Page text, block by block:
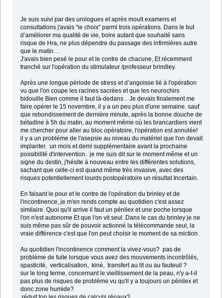
Je suis suivi par des urologues et après moult examens et
consultations j'avais “le choix” parmi trois opérations. Dans le but
d’améliorer ma qualité de vie, boire autant que souhaité sans
risque de Hra, ne plus dépendre du passage des infirmières autre
que le matin…
J'avais bien pesé le pour et le contre de chacune, Et récemment
tranché sur l'opération du stimulateur /professeur brindley.
Après une longue période de stress et d’angoisse lié à l'opération
vu que l'on coupe les racines sacrées et que les neurochirs
bidouille Bien comme il faut là-dedans . Je devais finalement me
faire opérer le 15 novembre, il y a un peu plus d'une semaine. sauf
que rebondissement de dernière minute, après la bonne douche de
bétadine à 5h du matin, au moment même où les brancardiers vient
me chercher pour aller au bloc opératoire, l'opération est annulée!
il y a un problème de l'asepsie au niveau du matériel que l'on devait
implanter. un mois et demi supplémentaire avant la prochaine
possibilité d'intervention. je me suis dit sur le moment même et un
signe du destin, j'hésite à nouveau entre les différentes solutions,
sachant que celle-ci est quand même très invasive, avec des
risques potentiellement lourds postopératoire un résultat Incertain.
En faisant le pour et le contre de l'opération du brinley et de
l'incontinence, je m'en rends compte au quotidien c'est assez
similaire. Quoi qu'il arrive il faut un pénilex et une poche lorsque
l'on n'est autonome Et que l'on vit seul. Dans le cas du brinley je ne
suis même pas sûr de pouvoir actionné la télécommande seul, la
vraie différence c'est que l'on peut choisir le moment de sa miction.
Au quotidien l'incontinence comment la vivez-vous? pas de
problème de fuite lorsque vous avez des mouvements incontrôlés,
spasticité, verticalisation, kiné, transfert au lit ou au fauteuil ?
sur le long terme, concernant le vieillissement de la peau, n'y a-t-il
pas plus de risques de problème vu qu'il y a toujours un pénilex et
donc zone humide?